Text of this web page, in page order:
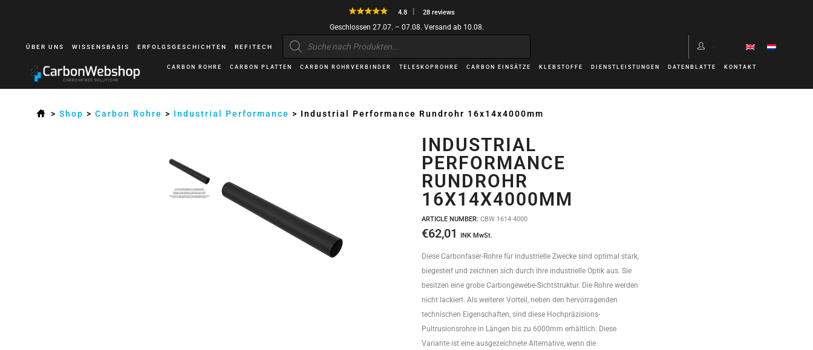
4.8 28 reviews
Geschlossen 27.07. – 07.08. Versand ab 10.08.
ÜBER UNS WISSENSBASIS ERFOLGSGESCHICHTEN REFITECH
Products
search
CARBON ROHRE CARBON PLATTEN CARBON ROHRVERBINDER TELESKOPROHRE CARBON EINSÄTZE KLEBSTOFFE DIENSTLEISTUNGEN DATENBLATTE KONTAKT
>Shop >Carbon Rohre > Industrial Performance > Industrial Performance Rundrohr 16x14x4000mm
INDUSTRIAL
PERFORMANCE
RUNDROHR
16X14X4000MM
ARTICLE NUMBER: CBW 1614 4000
€62,01 INK MwSt.
Diese Carbonfaser-Rohre für industrielle Zwecke sind optimal stark,
biegesteif und zeichnen sich durch ihre industrielle Optik aus. Sie
besitzen eine grobe Carbongewebe-Sichtstruktur. Die Rohre werden
nicht lackiert. Als weiterer Vorteil, neben den hervorragenden
technischen Eigenschaften, sind diese Hochpräzisions-
Pultrusionsrohre in Längen bis zu 6000mm erhältlich. Diese
Variante ist eine ausgezeichnete Alternative, wenn die